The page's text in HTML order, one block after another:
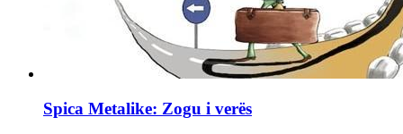
Spica Metalike: Zogu i verës